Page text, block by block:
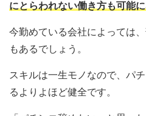
にとらわれない働き方も可能
今勤めている会社によっては
もあるでしょう。
スキルは一生モノなので、パ
るよりよほど健全です。